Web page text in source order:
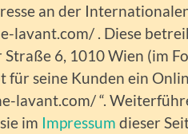
an der
lavant.com/ . Diese
6, 1010 Wien (im
für seine Kunden ein
lavant.com/ “.
im Impressum dieser